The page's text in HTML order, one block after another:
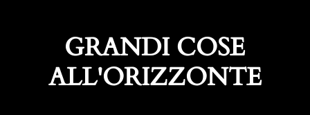
GRANDI COSE
ALL'ORIZZONTE